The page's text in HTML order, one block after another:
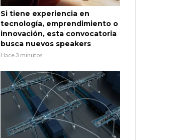
Si tiene experiencia en
tecnología, emprendimiento o
innovación, esta convocatoria
busca nuevos speakers
Hace 3 minutos